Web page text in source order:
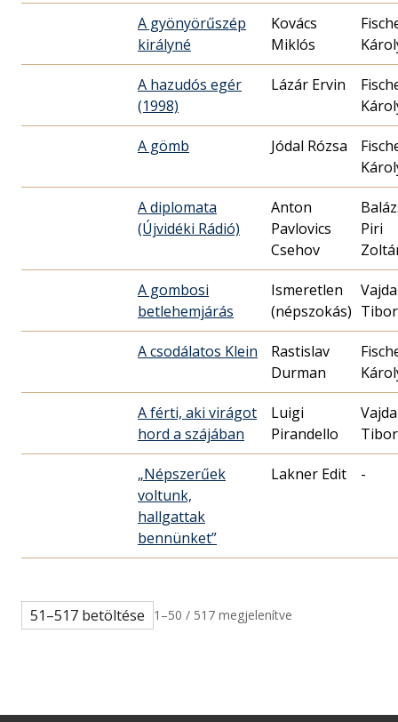
A gyönyörűszép
királyné
Kovács
Miklós
A hazudós egér
(1998)
Lázár Ervin
A gömb Jódal Rózsa
A diplomata
(Újvidéki Rádió)
Anton
Pavlovics
Csehov
Piri
A gombosi
betlehemjárás
Ismeretlen
(népszokás)
Vajda
Tibor
A csodálatos Klein
Rastislav
Durman
A férti, aki virágot
hord a szájában
Luigi
Pirandello
Vajda
Tibor
„Népszerűek
voltunk,
hallgattak
bennünket”
Lakner Edit -
51–517 betöltése 1–50 / 517 megjelenítve